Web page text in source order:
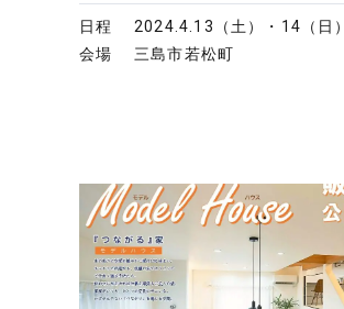
日程 2024.4.13（土）・14（日）
会場
三島市若松町